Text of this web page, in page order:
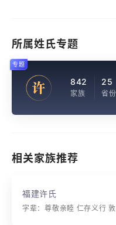
所属姓氏专题
许 842
家族
25
省份
专题
相关家族推荐
福建许氏
字辈：尊敬亲睦 仁存义行